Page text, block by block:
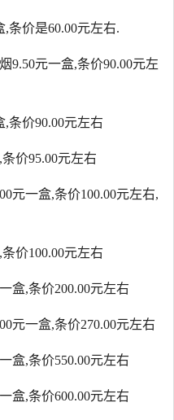
条价是60.00元左右.
9.50元一盒,条价90.00元左
条价90.00元左右
价95.00元左右
元一盒,条价100.00元左右,
价100.00元左右
盒,条价200.00元左右
元一盒,条价270.00元左右
盒,条价550.00元左右
盒,条价600.00元左右